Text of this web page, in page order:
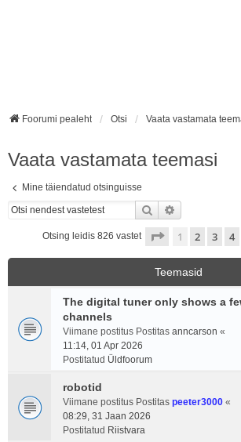
Foorumi pealeht Otsi Vaata vastamata
Vaata vastamata teemasi
Mine täiendatud otsinguisse
Otsi
Otsing leidis 826 vastet . leht34 -st
1 2 3 4
Teemasid
The digital tuner only shows a
channels
Viimane postitus Postitas anncarson «
11:14, 01 Apr 2026
Postitatud Üldfoorum
robotid
Viimane postitus Postitas peeter3000 «
08:29, 31 Jaan 2026
Postitatud Riistvara